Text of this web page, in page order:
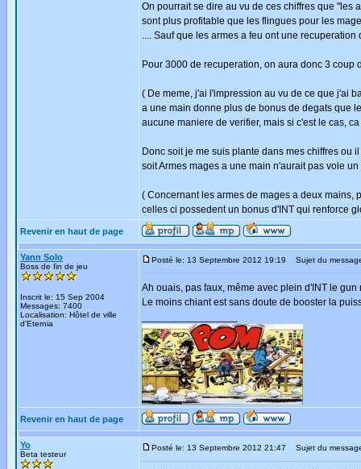
On pourrait se dire au vu de ces chiffres que "les
sont plus profitable que les flingues pour les
.... Sauf que les armes a feu ont une
Pour 3000 de recuperation, on aura donc 3 coup
( De meme, j'ai l'impression au vu de ce que j'ai
a une main donne plus de bonus de degats que
aucune maniere de verifier, mais si c'est le cas,
Donc soit je me suis plante dans mes chiffres ou
soit Armes mages a une main n'aurait pas vole
( Concernant les armes de mages a deux mains,
celles ci possedent un bonus d'INT qui renforce
Revenir en haut de page
Yann Solo
Boss de fin de jeu
Inscrit le: 15 Sep 2004
Messages: 7400
Localisation: Hôtel de ville
d'Eternia
Posté le: 13 Septembre 2012 19:19 Sujet du
Ah ouais, pas faux, même avec plein d'INT le gun
Le moins chiant est sans doute de booster la
Revenir en haut de page
Yo
Beta testeur
Posté le: 13 Septembre 2012 21:47 Sujet du